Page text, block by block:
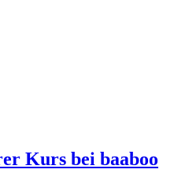
Kurs bei baaboo